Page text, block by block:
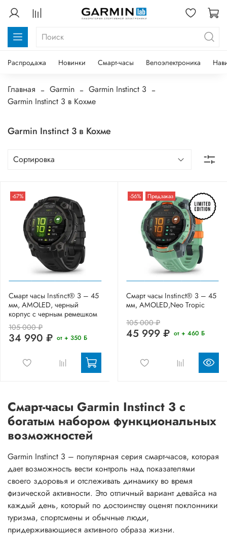
Распродажа Новинки Смарт-часы Велоэлектроника
Главная Garmin
Garmin Instinct 3
Garmin Instinct 3 в Кохме
Garmin Instinct 3 в Кохме
-67%
Смарт часы Instinct® 3 – 45
мм, AMOLED, черный
корпус с черным ремешком
105 000 ₽
34 990 ₽ от + 350 Б
-56% Предзаказ
Смарт часы Instinct® 3 – 45
мм, AMOLED,Neo Tropic
105 000 ₽
45 999 ₽ от + 460 Б
Смарт-часы Garmin Instinct 3 с
богатым набором функциональных
возможностей
Garmin Instinct 3 – популярная серия смарт-часов, которая
дает возможность вести контроль над показателями
своего здоровья и отслеживать динамику во время
физической активности. Это отличный вариант девайса на
каждый день, который по достоинству оценят поклонники
туризма, спортсмены и обычные люди,
придерживающиеся активного образа жизни.